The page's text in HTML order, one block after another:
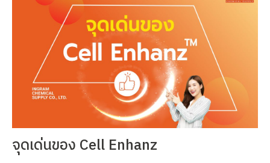
จุดเด่นของ Cell Enhanz